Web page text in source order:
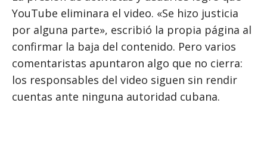
YouTube eliminara el video. «Se hizo justicia
por alguna parte», escribió la propia página al
confirmar la baja del contenido. Pero varios
comentaristas apuntaron algo que no cierra:
los responsables del video siguen sin rendir
cuentas ante ninguna autoridad cubana.